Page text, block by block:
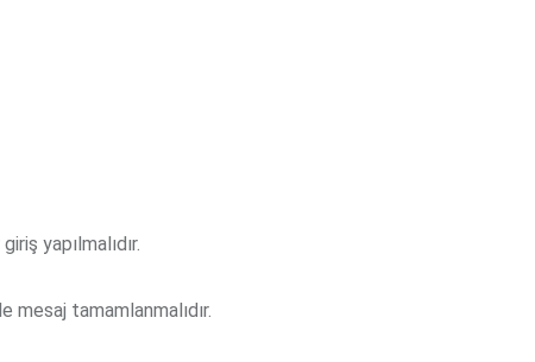
yapılmalıdır.
mesaj tamamlanmalıdır.